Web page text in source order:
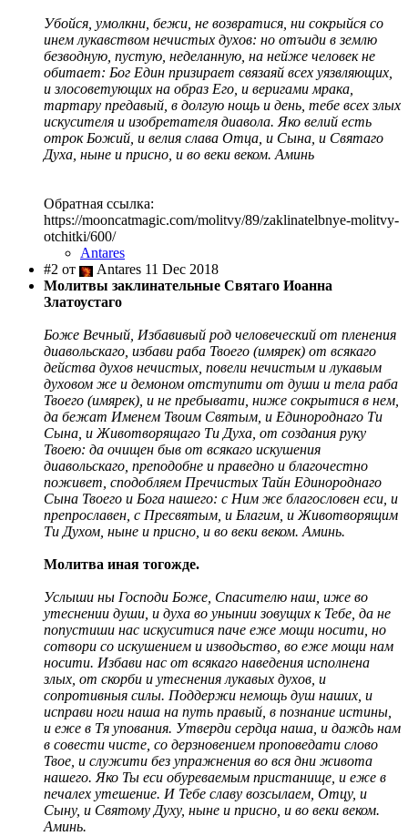
Убойся, умолкни, бежи, не возвратися, ни сокрыйся со
инем лукавством нечистых духов: но отъиди в землю
безводную, пустую, неделанную, на нейже человек не
обитает: Бог Един призирает связаяй всех уязвляющих,
и злосоветующих на образ Его, и веригами мрака,
тартару предавый, в долгую нощь и день, тебе всех злых
искусителя и изобретателя диавола. Яко велий есть
отрок Божий, и велия слава Отца, и Сына, и Святаго
Духа, ныне и присно, и во веки веком. Аминь
Обратная ссылка:
https://mooncatmagic.com/molitvy/89/zaklinatelbnye-molitvy-
otchitki/600/
Antares
#2 от
Antares 11 Dec 2018
Молитвы заклинательные Святаго Иоанна
Златоустаго
Боже Вечный, Избавивый род человеческий от пленения
диавольскаго, избави раба Твоего (имярек) от всякаго
действа духов нечистых, повели нечистым и лукавым
духовом же и демоном отступити от души и тела раба
Твоего (имярек), и не пребывати, ниже сокрытися в нем,
да бежат Именем Твоим Святым, и Единороднаго Ти
Сына, и Животворящаго Ти Духа, от создания руку
Твоею: да очищен быв от всякаго искушения
диавольскаго, преподобне и праведно и благочестно
поживет, сподобляем Пречистых Тайн Единороднаго
Сына Твоего и Бога нашего: с Ним же благословен ecи, и
препрославен, с Пресвятым, и Благим, и Животворящим
Ти Духом, ныне и присно, и во веки веком. Аминь.
Молитва иная тогожде.
Услыши ны Господи Боже, Спасителю наш, иже во
утеснении души, и духа во унынии зовущих к Тебе, да не
попустиши нас искуситися паче еже мощи носити, но
сотвори со искушением и изводьство, во еже мощи нам
носити. Избави нас от всякаго наведения исполнена
злых, от скорби и утеснения лукавых духов, и
сопротивныя силы. Поддержи немощь душ наших, и
исправи ноги наша на путь правый, в познание истины,
и еже в Тя упования. Утверди сердца наша, и даждь нам
в совести чисте, со дерзновением проповедати слово
Твое, и служити без упражнения во вся дни живота
нашего. Яко Ты ecи обуреваемым пристанище, и еже в
печалех утешение. И Тебе славу возсылаем, Отцу, и
Сыну, и Святому Духу, ныне и присно, и во веки веком.
Аминь.